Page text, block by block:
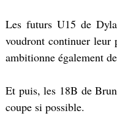
Les futurs U15 de
voudront continuer leur
ambitionne également
Et puis, les 18B de
coupe si possible.